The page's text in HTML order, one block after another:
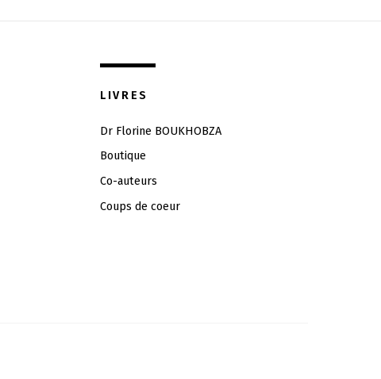
LIVRES
Dr Florine BOUKHOBZA
Boutique
Co-auteurs
Coups de coeur